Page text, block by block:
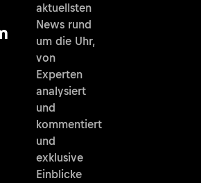
aktuellsten
News rund
um die Uhr,
von
Experten
analysiert
und
kommentiert
und
exklusive
Einblicke